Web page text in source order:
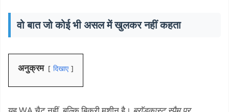
वो बात जो कोई भी असल में खुलकर नहीं कहता
अनुक्रम दिखाए